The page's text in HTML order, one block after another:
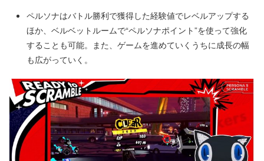
ペルソナはバトル勝利で獲得した経験値でレベルアップする
ほか、ベルベットルームで“ペルソナポイント”を使って強化
することも可能。また、ゲームを進めていくうちに成長の幅
も広がっていく。